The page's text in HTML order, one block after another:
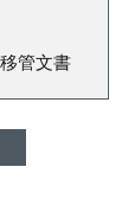
管文書